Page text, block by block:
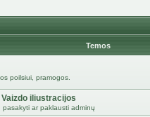
Temos
poilsiui, pramogos.
iliustracijos
ar paklausti adminų